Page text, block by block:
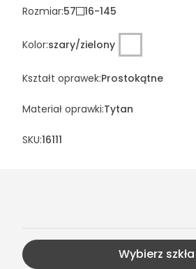
Rozmiar:57 16-145
Kolor:szary/zielony
Kształt oprawek:Prostokątne
Materiał oprawki:Tytan
SKU:16111
Wybierz szkła